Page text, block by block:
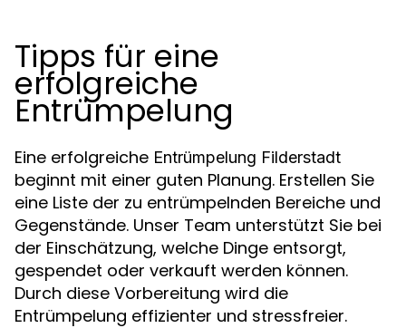
Tipps für eine
erfolgreiche
Entrümpelung
Eine erfolgreiche Entrümpelung Filderstadt
beginnt mit einer guten Planung. Erstellen Sie
eine Liste der zu entrümpelnden Bereiche und
Gegenstände. Unser Team unterstützt Sie bei
der Einschätzung, welche Dinge entsorgt,
gespendet oder verkauft werden können.
Durch diese Vorbereitung wird die
Entrümpelung effizienter und stressfreier.